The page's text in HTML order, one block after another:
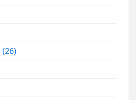
(26)